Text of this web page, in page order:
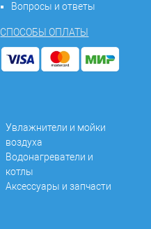
Вопросы и ответы
СПОСОБЫ ОПЛАТЫ
Увлажнители и мойки
воздуха
Водонагреватели и
котлы
Аксессуары и запчасти